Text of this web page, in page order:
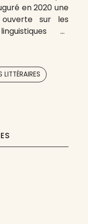
en 2020 une
sur les
et
l’espace de
publie en trois
et
LITTÉRAIRES